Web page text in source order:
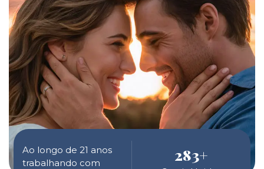
Ao longo de 21 anos
trabalhando com
283+